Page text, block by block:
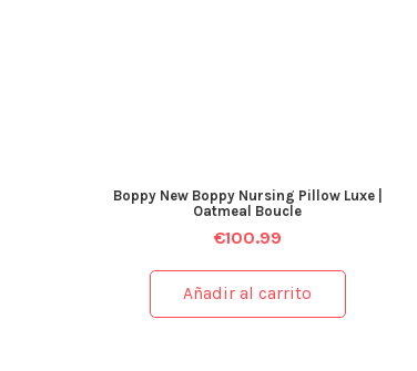
Boppy New Boppy Nursing Pillow Luxe |
Oatmeal Boucle
€100.99
Añadir al carrito